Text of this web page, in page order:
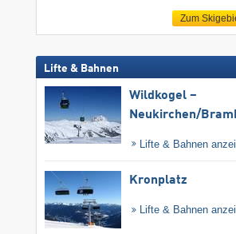
Zum
Lifte & Bahnen
Wildkogel –
Neukirchen/​
Lifte & Bahnen
Kronplatz
Lifte & Bahnen